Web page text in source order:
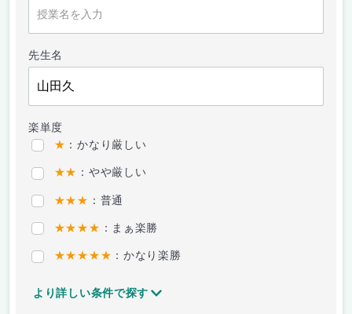
先生名
楽単度
★ ：かなり厳しい
★★ ：やや厳しい
★★★ ：普通
★★★★ ：まぁ楽勝
★★★★★ ：かなり楽勝
より詳しい条件で探す